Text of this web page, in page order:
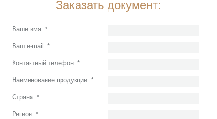
Заказать документ:
Ваше имя: *
Ваш e-mail: *
Контактный телефон: *
Наименование продукции: *
Страна: *
Регион: *